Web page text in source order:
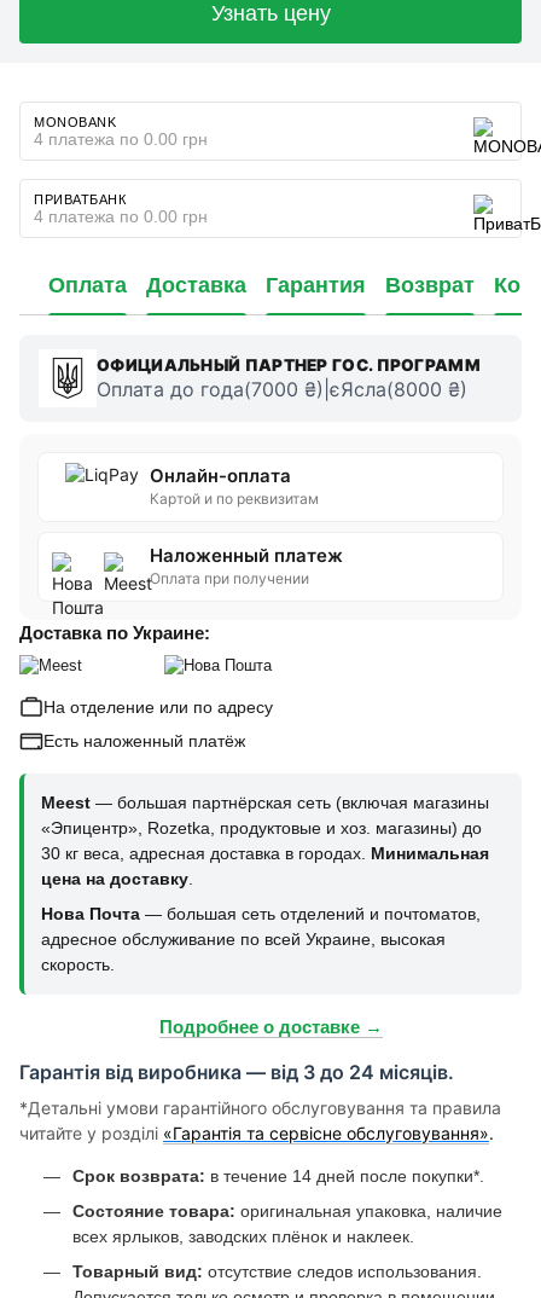
Узнать цену
MONOBANK
4 платежа по 0.00 грн
ПРИВАТБАНК
4 платежа по 0.00 грн
Оплата Доставка Гарантия Возврат
ОФИЦИАЛЬНЫЙ ПАРТНЕР ГОС. ПРОГРАММ
Оплата до года(7000 ₴)|єЯсла(8000 ₴)
Онлайн-оплата
Картой и по реквизитам
Наложенный платеж
Оплата при получении
Доставка по Украине:
На отделение или по адресу
Есть наложенный платёж
Meest — большая партнёрская сеть (включая магазины
«Эпицентр», Rozetka, продуктовые и хоз. магазины) до
30 кг веса, адресная доставка в городах. Минимальная
цена на доставку
Нова Почта — большая сеть отделений и почтоматов,
адресное обслуживание по всей Украине, высокая
скорость.
Подробнее о доставке →
Гарантія від виробника — від 3 до 24 місяців.
*Детальні умови гарантійного обслуговування та правила
читайте у розділі «Гарантія та сервісне обслуговування».
Срок возврата: в течение 14 дней после покупки*.
Состояние товара: оригинальная упаковка, наличие
всех ярлыков, заводских плёнок и наклеек.
Товарный вид: отсутствие следов использования.